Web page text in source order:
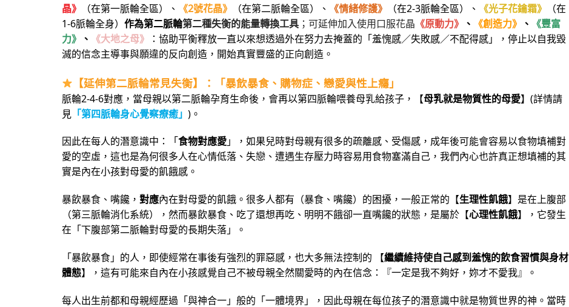
晶》
（在第一脈輪全區）、 《2號花晶》 （在第二脈輪全區）、 《情緒修護》 （在2-3脈輪全區）、 《光子花鑰霜》
（在
1-6脈輪全身） 作為第二脈輪第二種失衡的能量轉換工具 ；可延伸加入使用口服花晶 《原動力》 、 《創造力》 、 《豐富
力》 、 《大地之母》
：協助平衡釋放一直以來想透過外在努力去掩蓋的「羞愧感／失敗感／不配得感」，停止以自我毀
滅的信念主導事與願違的反向創造，開始真實豐盛的正向創造。
【延伸第二脈輪常見失衡】：「暴飲暴食、購物症、戀愛與性上癮」
脈輪2-4-6對應，當母親以第二脈輪孕育生命後，會再以第四脈輪喂養母乳給孩子，【母乳就是物質性的母愛】(詳情請
見 「第四脈輪身心覺察療癒」 )。
因此在每人的潛意識中：「食物對應愛」，如果兒時對母親有很多的疏離感、受傷感，成年後可能會容易以食物填補對
愛的空虛，這也是為何很多人在心情低落、失戀、遭遇生存壓力時容易用食物塞滿自己，我們內心也許真正想填補的其
實是內在小孩對母愛的飢餓感。
暴飲暴食、嘴饞， 對應內在對母愛的飢餓。很多人都有（暴食、嘴饞）的困擾，一般正常的【生理性飢餓】是在上腹部
（第三脈輪消化系統），然而暴飲暴食、吃了還想再吃、明明不餓卻一直嘴饞的狀態，是屬於【心理性飢餓】，它發生
在「下腹部第二脈輪對母愛的長期失落」。
「暴飲暴食」的人，即使經常在事後有強烈的罪惡感，也大多無法控制的 【繼續維持使自己感到羞愧的飲食習慣與身材
體態】，這有可能來自內在小孩感覺自己不被母親全然關愛時的內在信念：『一定是我不夠好，妳才不愛我』。
每人出生前都和母親經歷過「與神合一」般的「一體境界」，因此母親在每位孩子的潛意識中就是物質世界的神。當時